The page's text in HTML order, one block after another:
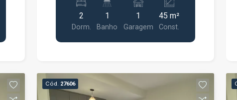
redor! Esse apartamento no
Condomínio Fatto Acqua é perfeito para
quem busca qualidade de vida,
segurança e facilidade no dia a dia, seja
dormitórios Sala aconchegante Cozinha
funcional 1 banheiro 1 vaga de garagem
2
Dorm.
1
Banho
1
Garagem
45 m²
Const.
Cód. 27606